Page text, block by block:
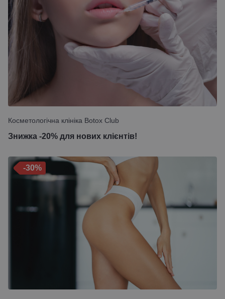
Косметологічна клініка Botox Club
Знижка -20% для нових клієнтів!
-30%